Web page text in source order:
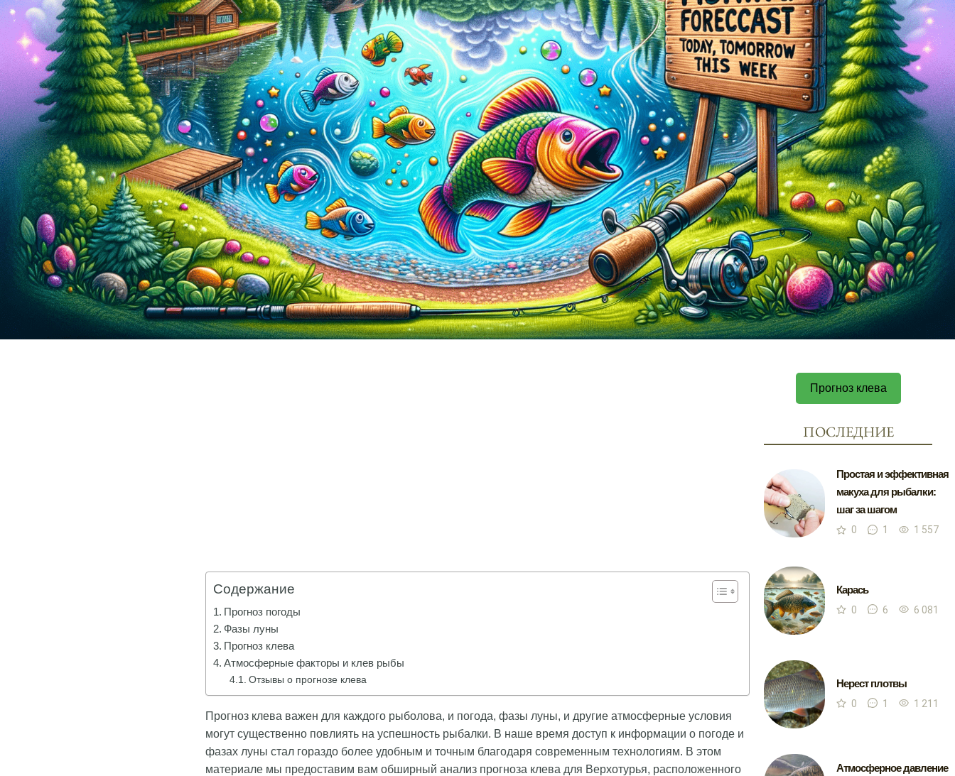
Содержание
Прогноз погоды
Фазы луны
Прогноз клева
Атмосферные факторы и клев рыбы
Отзывы о прогнозе клева
Прогноз клева важен для каждого рыболова, и погода, фазы луны, и другие атмосферные условия
могут существенно повлиять на успешность рыбалки. В наше время доступ к информации о погоде и
фазах луны стал гораздо более удобным и точным благодаря современным технологиям. В этом
материале мы предоставим вам обширный анализ прогноза клева для Верхотурья, расположенного
Прогноз клева
ПОСЛЕДНИЕ
Простая и эффективная
макуха для рыбалки:
шаг за шагом
0 1 1 557
Карась
0 6 6 081
Нерест плотвы
0 1 1 211
Атмосферное давление